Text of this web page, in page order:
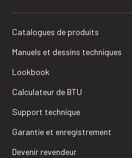
Catalogues de produits
Manuels et dessins techniques
Lookbook
Calculateur de BTU
Support technique
Garantie et enregistrement
Devenir revendeur